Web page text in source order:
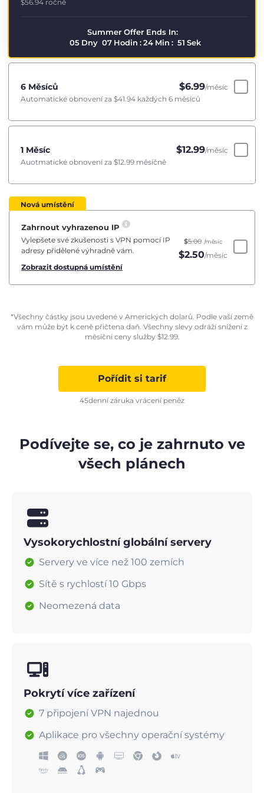
$56.94 ročně
Summer Offer Ends In:
05 Dny 07 Hodin :24 Min : 50 Sek
6 Měsíců $6.99/měsíc
Automatické obnovení za $41.94 každých 6 měsíců
1 Měsíc $12.99/měsíc
Auotmatické obnovení za $12.99 měsíčně
Nová umístění
Zahrnout vyhrazenou IP
Vylepšete své zkušenosti s VPN pomocí IP
adresy přidělené výhradně vám.
Zobrazit dostupná umístění
$5.00 /měsíc
$2.50/měsíc
*Všechny částky jsou uvedené v Amerických dolarů. Podle vaší země
vám může být k ceně přičtena daň. Všechny slevy odráží snížení z
měsíční ceny služby $12.99.
Pořídit si tarif
45denní záruka vrácení peněz
Podívejte se, co je zahrnuto ve
všech plánech
Vysokorychlostní globální servery
Servery ve více než 100 zemích
Sítě s rychlostí 10 Gbps
Neomezená data
Pokrytí více zařízení
7 připojení VPN najednou
Aplikace pro všechny operační systémy